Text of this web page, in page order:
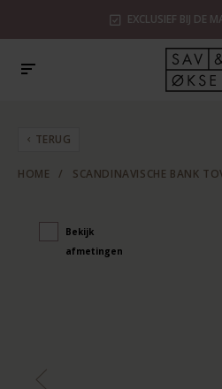
EXCLUSIEF BIJ DE
TERUG
HOME / SCANDINAVISCHE BANK
Bekijk
afmetingen